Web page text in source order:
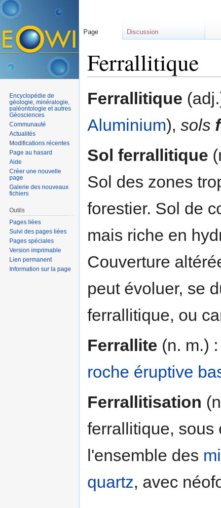
Ferrallitique
Ferrallitique
Aluminium), sols
Sol ferrallitique
Sol des zones
forestier. Sol de
mais riche en
Couverture
peut évoluer, se
ferrallitique, ou
Ferrallite (n. m.)
roche éruptive
Ferrallitisation
ferrallitique, sous
l'ensemble des
quartz, avec
Page Discussion
Encyclopédie de
géologie, minéralogie,
paléontologie et autres
Géosciences
Communauté
Actualités
Modifications récentes
Page au hasard
Aide
Créer une nouvelle
page
Galerie des nouveaux
fichiers
Outils
Pages liées
Suivi des pages liées
Pages spéciales
Version imprimable
Lien permanent
Information sur la page